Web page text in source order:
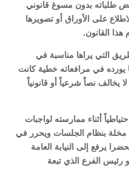
طلباته بدون مسوغ قانوني
على الأوراق أو تصويرها
القانون.
التي يراها مناسبة في
يورده في مرافعاته خطية كانت
يخالف نصاً شرعياً أو قانونياً
احتياطياً أثناء ممارسته لواجبات
مخلة بنظام الجلسات ويحرر في
يرفع إلى النيابة العامة
رئيس الفرع الذي تبعة